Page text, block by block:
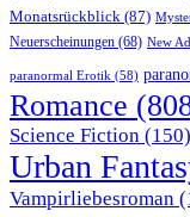
Monatsrückblick (87)
Neuerscheinungen (68) New
paranormal Erotik (58)
Romance
Science Fiction (150)
Urban
Vampirliebesroman